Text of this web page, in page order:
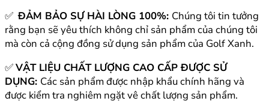
✅ĐẢM BẢO SỰ HÀI LÒNG 100%: Chúng tôi tin tưởng
rằng bạn sẽ yêu thích không chỉ sản phẩm của chúng tôi
mà còn cả cộng đồng sử dụng sản phẩm của Golf Xanh.
✅VẬT LIỆU CHẤT LƯỢNG CAO CẤP ĐƯỢC SỬ
DỤNG: Các sản phẩm được nhập khẩu chính hãng và
được kiểm tra nghiêm ngặt vê chất lượng sản phẩm.